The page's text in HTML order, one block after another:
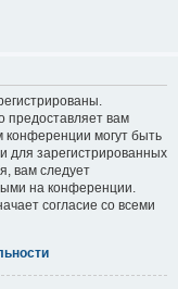
предоставляет вам
могут быть
для зарегистрированных
вам следует
на конференции.
согласие со всеми